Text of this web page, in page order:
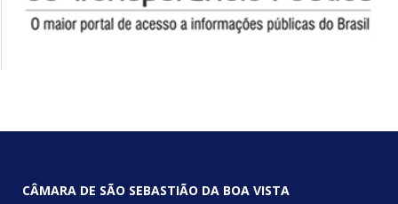
CÂMARA DE SÃO SEBASTIÃO DA BOA VISTA